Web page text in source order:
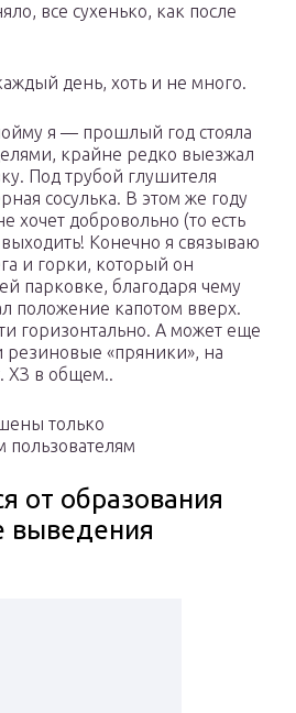
все сухенько, как после
день, хоть и не много.
я — прошлый год стояла
крайне редко выезжал
Под трубой глушителя
сосулька. В этом же году
хочет добровольно (то есть
Конечно я связываю
и горки, который он
парковке, благодаря чему
положение капотом вверх.
горизонтально. А может еще
резиновые «пряники», на
ХЗ в общем..
только
пользователям
от образования
выведения